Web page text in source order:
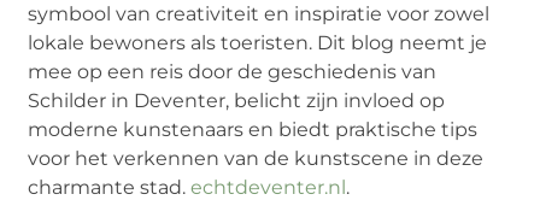
symbool van creativiteit en inspiratie voor zowel
lokale bewoners als toeristen. Dit blog neemt je
mee op een reis door de geschiedenis van
Schilder in Deventer, belicht zijn invloed op
moderne kunstenaars en biedt praktische tips
voor het verkennen van de kunstscene in deze
charmante stad.echtdeventer.nl.